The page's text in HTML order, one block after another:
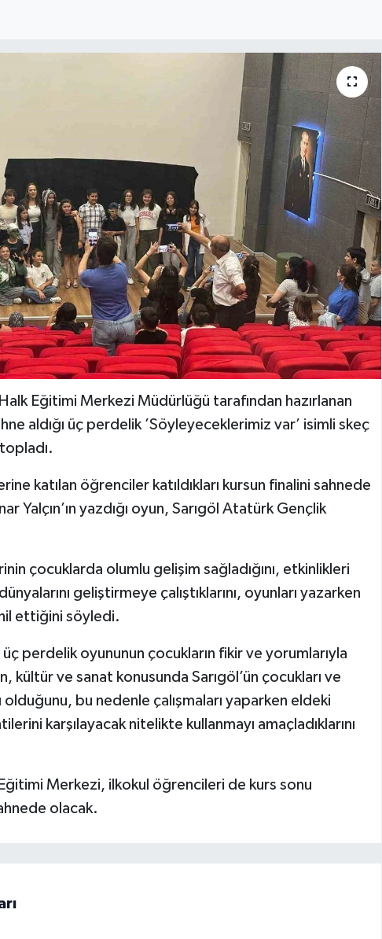
Eğitimi Merkezi Müdürlüğü tarafından hazırlanan
aldığı üç perdelik ’Söyleyeceklerimiz var’ isimli skeç
katılan öğrenciler katıldıkları kursun finalini sahnede
Yalçın’ın yazdığı oyun, Sarıgöl Atatürk Gençlik
çocuklarda olumlu gelişim sağladığını, etkinlikleri
geliştirmeye çalıştıklarını, oyunları yazarken
ettiğini söyledi.
perdelik oyununun çocukların fikir ve yorumlarıyla
kültür ve sanat konusunda Sarıgöl’ün çocukları ve
bu nedenle çalışmaları yaparken eldeki
karşılayacak nitelikte kullanmayı amaçladıklarını
Merkezi, ilkokul öğrencileri de kurs sonu
olacak.